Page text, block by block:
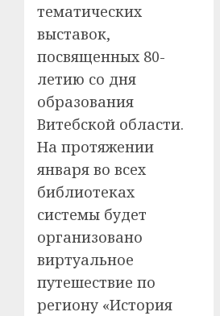
тематических
выставок,
посвященных 80-
летию со дня
образования
Витебской области.
На протяжении
января во всех
библиотеках
системы будет
организовано
виртуальное
путешествие по
региону «История